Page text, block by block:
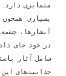
متمایزی
بسیاری
آبشارها،
در خود جای
شامل آثار
جذابیت‌های این